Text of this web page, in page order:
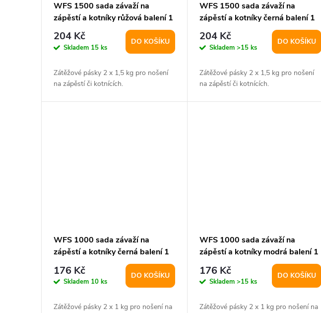
WFS 1500 sada závaží na
zápěstí a kotníky růžová balení 1
pár
204 Kč
Skladem 15 ks
DO KOŠÍKU
Zátěžové pásky 2 x 1,5 kg pro nošení
na zápěstí či kotnících.
WFS 1500 sada závaží na
zápěstí a kotníky černá balení 1
pár
204 Kč
Skladem>15 ks
DO KOŠÍKU
Zátěžové pásky 2 x 1,5 kg pro nošení
na zápěstí či kotnících.
WFS 1000 sada závaží na
zápěstí a kotníky černá balení 1
pár
176 Kč
Skladem 10 ks
DO KOŠÍKU
Zátěžové pásky 2 x 1 kg pro nošení na
WFS 1000 sada závaží na
zápěstí a kotníky modrá balení 1
pár
176 Kč
Skladem>15 ks
DO KOŠÍKU
Zátěžové pásky 2 x 1 kg pro nošení na